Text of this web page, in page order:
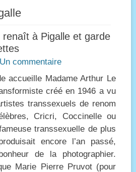
à Pigalle et garde
Un commentaire
accueille Madame Arthur Le
créé en 1946 a vu
transsexuels de renom
Cricri, Coccinelle ou
transsexuelle de plus
encore l’an passé,
de la photographier.
Marie Pierre Pruvot (pour